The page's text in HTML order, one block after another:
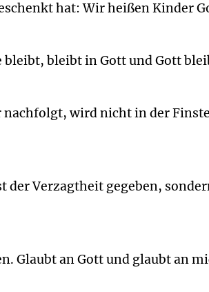
hat: Wir heißen Kinder
bleibt, bleibt in Gott und Gott
nachfolgt, wird nicht in der
der Verzagtheit gegeben,
Glaubt an Gott und glaubt an